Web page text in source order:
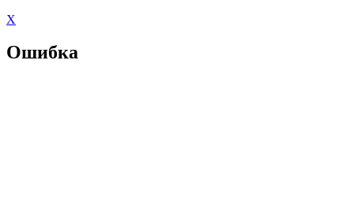
X
Ошибка